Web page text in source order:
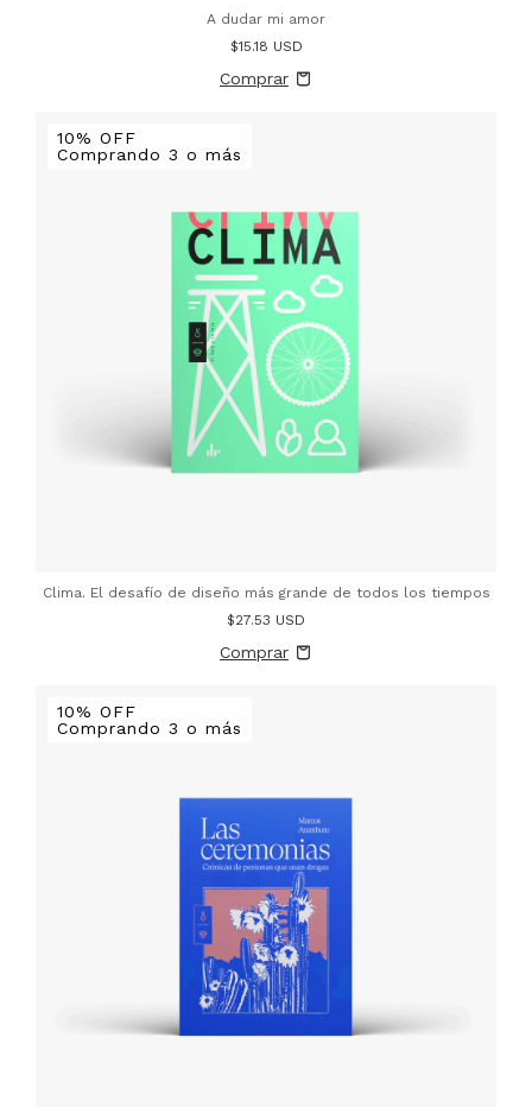
A dudar mi amor
$15.18 USD
10% OFF
Comprando 3 o más
Clima. El desafío de diseño más grande de todos los tiempos
$27.53 USD
10% OFF
Comprando 3 o más